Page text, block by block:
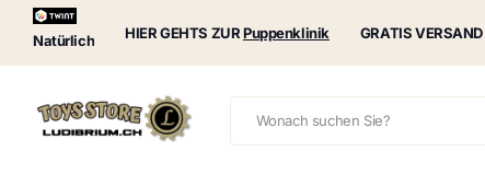
Natürlich HIER GEHTS ZURPuppenklinik
Puppenklinik GRATIS